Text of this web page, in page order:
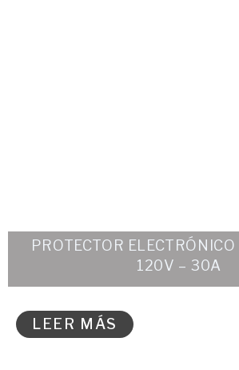
PROTECTOR ELECTRÓNICO
120V – 30A
LEER MÁS